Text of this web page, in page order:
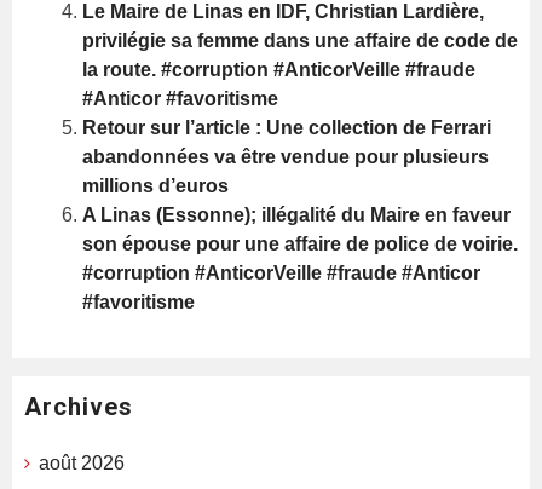
Le Maire de Linas en IDF, Christian Lardière,
privilégie sa femme dans une affaire de code de
la route. #corruption #AnticorVeille #fraude
#Anticor #favoritisme
Retour sur l’article : Une collection de Ferrari
abandonnées va être vendue pour plusieurs
millions d’euros
A Linas (Essonne); illégalité du Maire en faveur
son épouse pour une affaire de police de voirie.
#corruption #AnticorVeille #fraude #Anticor
#favoritisme
Archives
août 2026